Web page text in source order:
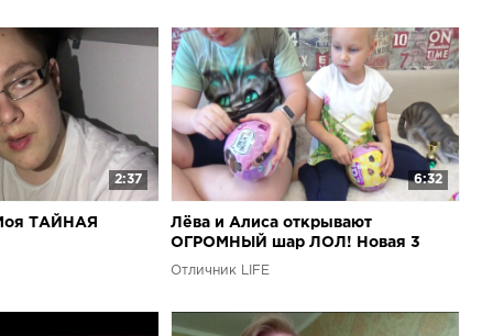
2:37
ТАЙНАЯ
6:32
Лёва и Алиса открывают
ОГРОМНЫЙ шар ЛОЛ! Новая 3
серия игрушек LOL для детей !
Отличник LIFE